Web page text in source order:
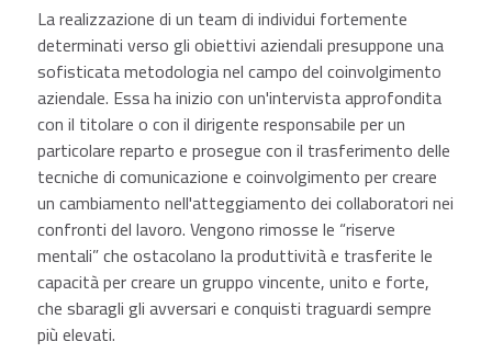
La realizzazione di un team di individui fortemente
determinati verso gli obiettivi aziendali presuppone una
sofisticata metodologia nel campo del coinvolgimento
aziendale. Essa ha inizio con un'intervista approfondita
con il titolare o con il dirigente responsabile per un
particolare reparto e prosegue con il trasferimento delle
tecniche di comunicazione e coinvolgimento per creare
un cambiamento nell'atteggiamento dei collaboratori nei
confronti del lavoro. Vengono rimosse le “riserve
mentali” che ostacolano la produttività e trasferite le
capacità per creare un gruppo vincente, unito e forte,
che sbaragli gli avversari e conquisti traguardi sempre
più elevati.